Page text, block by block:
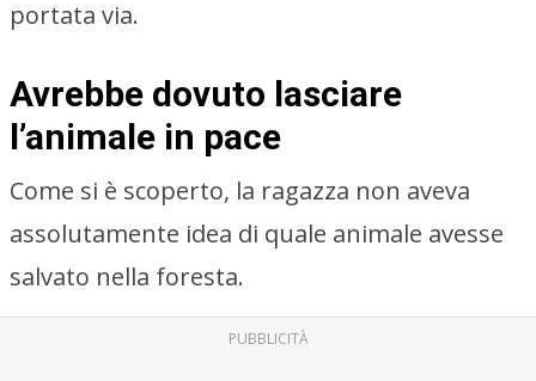
portata via.
Avrebbe dovuto lasciare
l’animale in pace
Come si è scoperto, la ragazza non aveva
assolutamente idea di quale animale avesse
salvato nella foresta.
PUBBLICITÀ